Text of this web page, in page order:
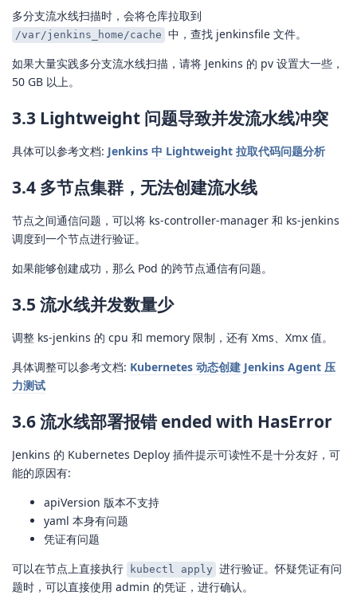
多分支流水线扫描时，会将仓库拉取到
/var/jenkins_home/cache 中，查找 jenkinsfile 文件。
如果大量实践多分支流水线扫描，请将 Jenkins 的 pv 设置大一些，
50 GB 以上。
3.3 Lightweight 问题导致并发流水线冲突
具体可以参考文档: Jenkins 中 Lightweight 拉取代码问题分析
3.4 多节点集群，无法创建流水线
节点之间通信问题，可以将 ks-controller-manager 和 ks-jenkins
调度到一个节点进行验证。
如果能够创建成功，那么 Pod 的跨节点通信有问题。
3.5 流水线并发数量少
调整 ks-jenkins 的 cpu 和 memory 限制，还有 Xms、Xmx 值。
具体调整可以参考文档: Kubernetes 动态创建 Jenkins Agent 压
力测试
3.6 流水线部署报错 ended with HasError
Jenkins 的 Kubernetes Deploy 插件提示可读性不是十分友好，可
能的原因有:
apiVersion 版本不支持
yaml 本身有问题
凭证有问题
可以在节点上直接执行
kubectl apply 进行验证。怀疑凭证有问
题时，可以直接使用 admin 的凭证，进行确认。